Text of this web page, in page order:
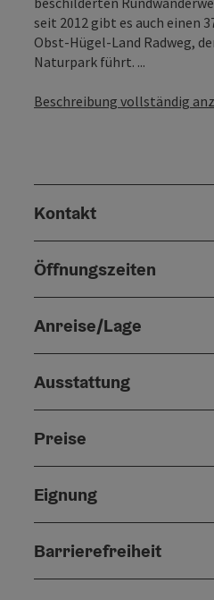
seit 2012 gibt es auch einen
Obst-Hügel-Land Radweg,
Naturpark führt. ...
Beschreibung vollständig
Kontakt
Öffnungszeiten
Anreise/Lage
Ausstattung
Preise
Eignung
Barrierefreiheit